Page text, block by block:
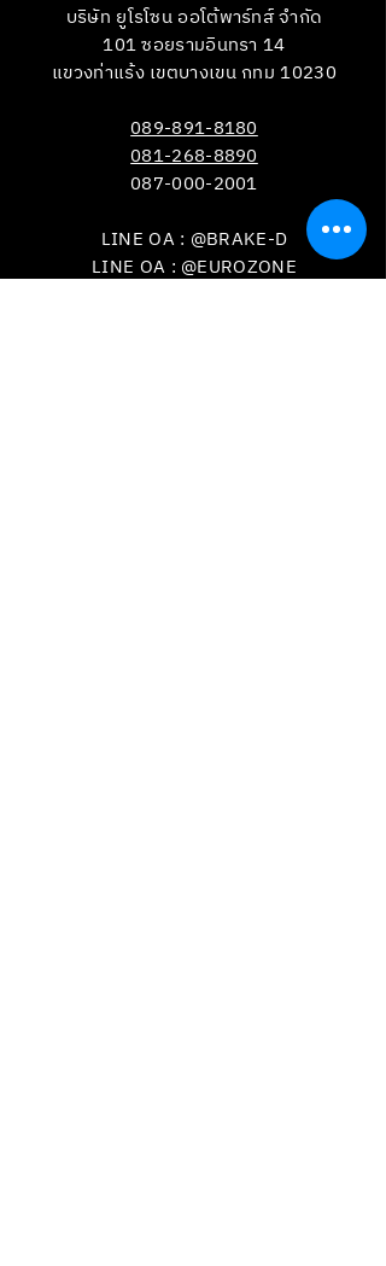
บริษัท ยูโรโซน ออโต้พาร์ทส์ จำกัด
101 ซอยรามอินทรา 14
แขวงท่าแร้ง เขตบางเขน กทม 10230
089-891-8180
081-268-8890
087-000-2001
LINE OA : @BRAKE-D
LINE OA : @EUROZONE